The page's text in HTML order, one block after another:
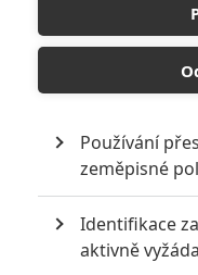
POSLEDNÍ
FATUSH
NOVINKYPoužívání
zeměpisné
Identifikace
aktivně